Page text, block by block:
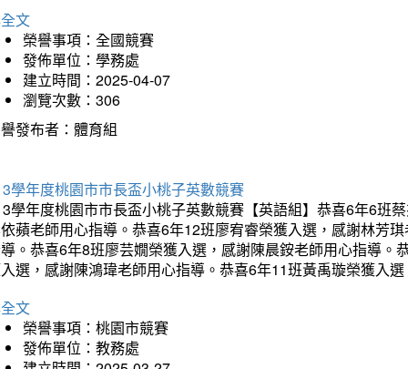
文
榮譽事項：全國競賽
發佈單位：學務處
建立時間：2025-04-07
瀏覽次數：306
發布者：體育組
學年度桃園市市長盃小桃子英數競賽
學年度桃園市市長盃小桃子英數競賽【英語組】恭喜6年6班
蘋老師用心指導。恭喜6年12班廖宥睿榮獲入選，感謝林芳
。恭喜6年8班廖芸嫺榮獲入選，感謝陳晨銨老師用心指導
選，感謝陳鴻瑋老師用心指導。恭喜6年11班黃禹璇榮獲入
文
榮譽事項：桃園市競賽
發佈單位：教務處